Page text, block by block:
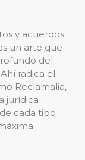
y acuerdos
un arte que
del
radica el
Reclamalia,
jurídica
cada tipo